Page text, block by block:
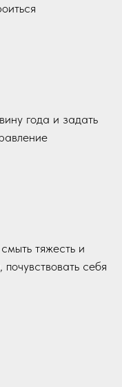
года и задать
тяжесть и
себя